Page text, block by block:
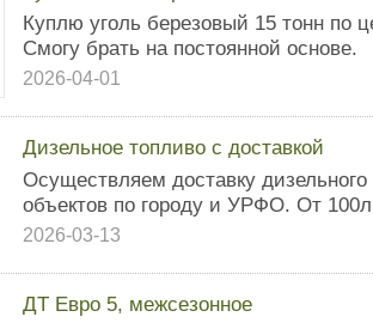
Куплю уголь березовый 15 тонн по
Смогу брать на постоянной основе.
2026-04-01
Дизельное топливо с доставкой
Осуществляем доставку
объектов по городу и УРФО. От
2026-03-13
ДТ Евро 5, межсезонное